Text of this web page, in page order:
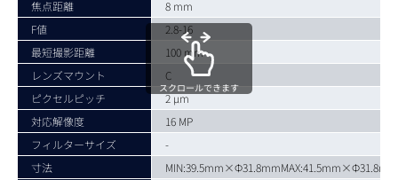
焦点距離
8 mm
F値
2.8-16
最短撮影距離
100 mm
レンズマウント
C
ピクセルピッチ
2 µm
対応解像度
16 MP
フィルターサイズ
-
寸法
MIN:39.5mm×Φ31.8mmMAX:41.5mm×Φ31.8mm
スクロールできます